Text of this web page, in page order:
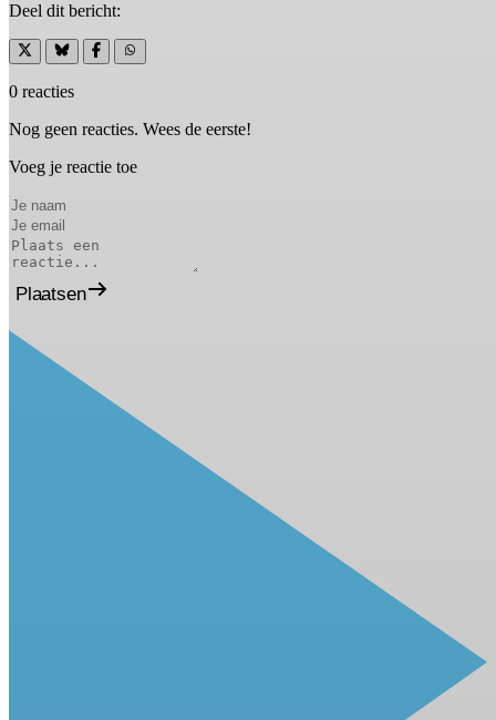
Deel dit bericht:
0 reacties
Nog geen reacties. Wees de eerste!
Voeg je reactie toe
Plaatsen